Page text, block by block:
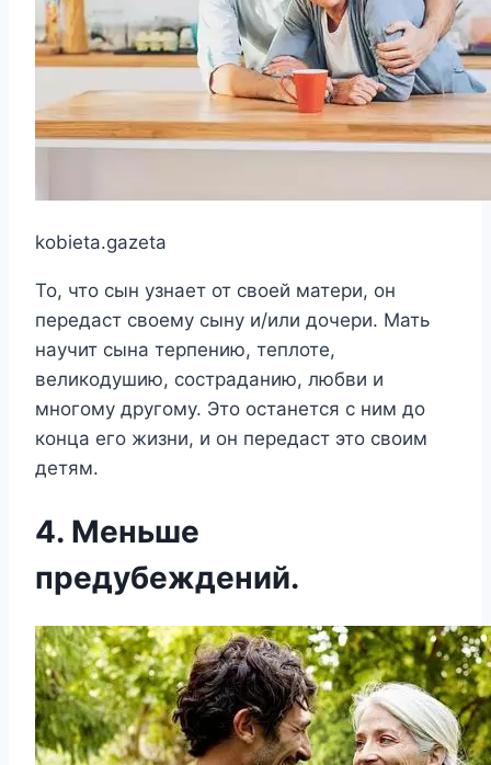
kobieta.gazeta
То, что сын узнает от своей матери, он
передаст своему сыну и/или дочери. Мать
научит сына терпению, теплоте,
великодушию, состраданию, любви и
многому другому. Это останется с ним до
конца его жизни, и он передаст это своим
детям.
4. Меньше
предубеждений.